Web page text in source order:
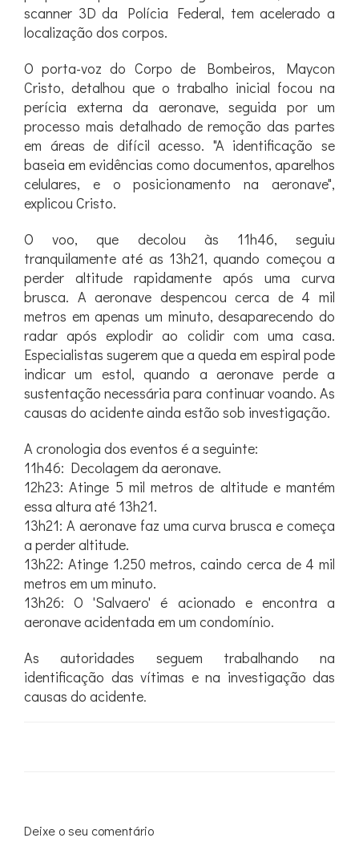
scanner 3D da Polícia Federal, tem acelerado a
localização dos corpos.
O porta-voz do Corpo de Bombeiros, Maycon
Cristo, detalhou que o trabalho inicial focou na
perícia externa da aeronave, seguida por um
processo mais detalhado de remoção das partes
em áreas de difícil acesso. "A identificação se
baseia em evidências como documentos, aparelhos
celulares, e o posicionamento na aeronave",
explicou Cristo.
O voo, que decolou às 11h46, seguiu
tranquilamente até as 13h21, quando começou a
perder altitude rapidamente após uma curva
brusca. A aeronave despencou cerca de 4 mil
metros em apenas um minuto, desaparecendo do
radar após explodir ao colidir com uma casa.
Especialistas sugerem que a queda em espiral pode
indicar um estol, quando a aeronave perde a
sustentação necessária para continuar voando. As
causas do acidente ainda estão sob investigação.
A cronologia dos eventos é a seguinte:
11h46: Decolagem da aeronave.
12h23: Atinge 5 mil metros de altitude e mantém
essa altura até 13h21.
13h21: A aeronave faz uma curva brusca e começa
a perder altitude.
13h22: Atinge 1.250 metros, caindo cerca de 4 mil
metros em um minuto.
13h26: O 'Salvaero' é acionado e encontra a
aeronave acidentada em um condomínio.
As autoridades seguem trabalhando na
identificação das vítimas e na investigação das
causas do acidente.
Deixe o seu comentário